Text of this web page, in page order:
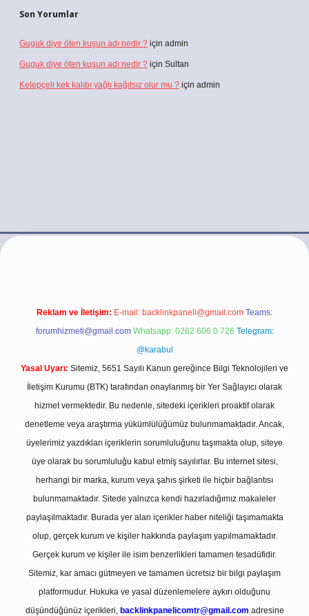
Son Yorumlar
Guguk diye öten kuşun adı nedir ? için admin
Guguk diye öten kuşun adı nedir ? için Sultan
Kelepçeli kek kalıbı yağlı kağıtsız olur mu ? için admin
ilbet.casino/
Reklam ve İletişim: E-mail: backlinkpaneli@gmail.com Teams:
forumhizmeti@gmail.com Whatsapp: 0262 606 0 726 Telegram:
@karabul
Yasal Uyarı: Sitemiz, 5651 Sayılı Kanun gereğince Bilgi Teknolojileri ve
İletişim Kurumu (BTK) tarafından onaylanmış bir Yer Sağlayıcı olarak
hizmet vermektedir. Bu nedenle, sitedeki içerikleri proaktif olarak
denetleme veya araştırma yükümlülüğümüz bulunmamaktadır. Ancak,
üyelerimiz yazdıkları içeriklerin sorumluluğunu taşımakta olup, siteye
üye olarak bu sorumluluğu kabul etmiş sayılırlar. Bu internet sitesi,
herhangi bir marka, kurum veya şahıs şirketi ile hiçbir bağlantısı
bulunmamaktadır. Sitede yalnızca kendi hazırladığımız makaleler
paylaşılmaktadır. Burada yer alan içerikler haber niteliği taşımamakta
olup, gerçek kurum ve kişiler hakkında paylaşım yapılmamaktadır.
Gerçek kurum ve kişiler ile isim benzerlikleri tamamen tesadüfidir.
Sitemiz, kar amacı gütmeyen ve tamamen ücretsiz bir bilgi paylaşım
platformudur. Hukuka ve yasal düzenlemelere aykırı olduğunu
düşündüğünüz içerikleri, backlinkpanelicomtr@gmail.com adresine